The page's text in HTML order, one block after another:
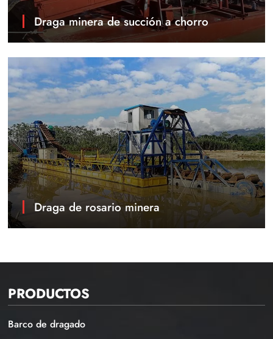
Draga minera de succión a chorro
Draga de rosario minera
PRODUCTOS
Barco de dragado